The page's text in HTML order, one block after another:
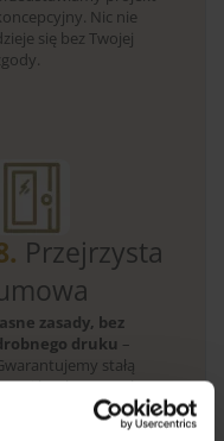
Nic nie
się bez Twojej
Przejrzysta
zasady, bez
druku –
stałą
i konkretny zakres
niespodzianek w trakcie